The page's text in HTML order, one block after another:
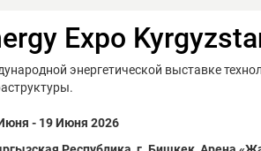
Expo
энергетической выставке
- 19 Июня 2026